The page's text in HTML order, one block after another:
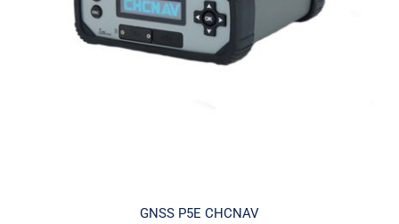
GNSS P5E CHCNAV